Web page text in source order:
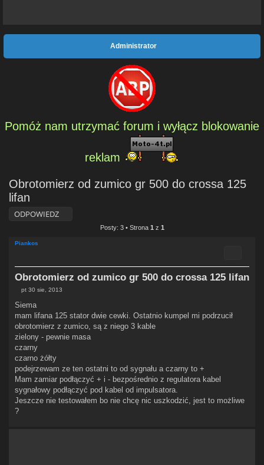
Administrator
Pomóż nam utrzymać forum i wyłącz blokowanie
reklam
Obrotomierz od zumico gr 500 do crossa 125
lifan
ODPOWIEDZ
Posty: 3 • Strona 1 z 1
Piankos
Obrotomierz od zumico gr 500 do crossa 125 lifan
P
s
t
pt 30 sie, 2013
Siema
mam lifana 125 stator dwie cewki. Ostatnio kumpel mi podrzucił
obrotomierz z zumico, są z niego 3 kable
zielony - pewnie masa
czarny
czarno żółty
podejrzewam ze ten ostatni to od sygnału a czarny to +
Mam zamiar podłączyć + i - bezpośrednio z regulatora kabel
sygnałowy podłączyć pod kabel od impulsatora.
Jeszcze nie testowałem bo nie chcę nic uszkodzić, jest to możliwe
?